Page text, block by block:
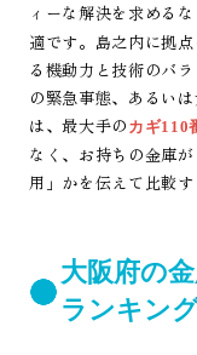
ィーな解決を求めるな
適です。島之内に拠
る機動力と技術のバ
の緊急事態、あるい
は、最大手の カギ110
なく、お持ちの金庫
用」かを伝えて比較
大阪府の
ランキン